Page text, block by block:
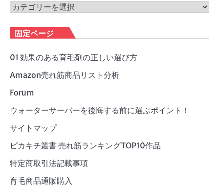
ブ
カ
ゴ
リ
ー
固定ページ
01 効果のある育毛剤の正しい選び方
Amazon売れ筋商品リスト分析
Forum
ウォーターサーバーを後悔する前に選ぶポイント！
サイトマップ
ピカキチ叢書 売れ筋ランキングTOP10作品
特定商取引法記載事項
育毛商品通販購入